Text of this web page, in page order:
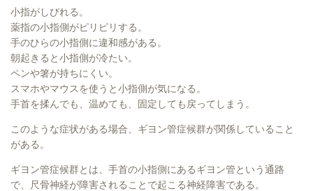
小指がしびれる。
薬指の小指側がピリピリする。
手のひらの小指側に違和感がある。
朝起きると小指側が冷たい。
ペンや箸が持ちにくい。
スマホやマウスを使うと小指側が気になる。
手首を揉んでも、温めても、固定しても戻ってしまう。
このような症状がある場合、ギヨン管症候群が関係していること
がある。
ギヨン管症候群とは、手首の小指側にあるギヨン管という通路
で、尺骨神経が障害されることで起こる神経障害である。